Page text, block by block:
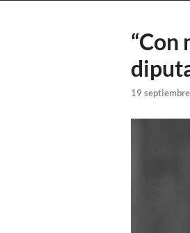
“Con
19